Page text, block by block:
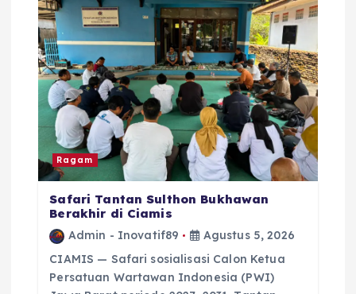
o
s
Ragam
Safari Tantan Sulthon Bukhawan
Berakhir di Ciamis
Admin - Inovatif89
Agustus 5, 2026
CIAMIS — Safari sosialisasi Calon Ketua
Persatuan Wartawan Indonesia (PWI)